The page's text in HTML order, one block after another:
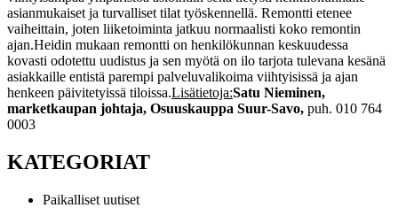
asianmukaiset ja turvalliset tilat työskennellä. Remontti etenee
vaiheittain, joten liiketoiminta jatkuu normaalisti koko remontin
ajan.Heidin mukaan remontti on henkilökunnan keskuudessa
kovasti odotettu uudistus ja sen myötä on ilo tarjota tulevana kesänä
asiakkaille entistä parempi palveluvalikoima viihtyisissä ja ajan
henkeen päivitetyissä tiloissa.Lisätietoja:Satu Nieminen,
marketkaupan johtaja, Osuuskauppa Suur-Savo, puh. 010 764
0003
KATEGORIAT
Paikalliset uutiset